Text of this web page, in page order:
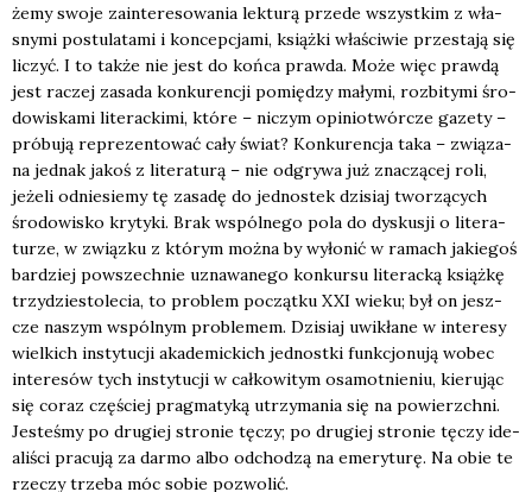
że­my swo­je zain­te­re­so­wa­nia lek­tu­rą przede wszyst­kim z wła­
sny­mi postu­la­ta­mi i kon­cep­cja­mi, książ­ki wła­ści­wie prze­sta­ją się
liczyć. I to tak­że nie jest do koń­ca praw­da. Może więc praw­dą
jest raczej zasa­da kon­ku­ren­cji pomię­dzy mały­mi, roz­bi­ty­mi śro­
do­wi­ska­mi lite­rac­ki­mi, któ­re – niczym opi­nio­twór­cze gaze­ty –
pró­bu­ją repre­zen­to­wać cały świat? Kon­ku­ren­cja taka – zwią­za­
na jed­nak jakoś z lite­ra­tu­rą – nie odgry­wa już zna­czą­cej roli,
jeże­li odnie­sie­my tę zasa­dę do jed­no­stek dzi­siaj two­rzą­cych
śro­do­wi­sko kry­ty­ki. Brak wspól­ne­go pola do dys­ku­sji o lite­ra­
tu­rze, w związ­ku z któ­rym moż­na by wyło­nić w ramach jakie­goś
bar­dziej powszech­nie uzna­wa­ne­go kon­kur­su lite­rac­ką książ­kę
trzy­dzie­sto­le­cia, to pro­blem począt­ku XXI wie­ku; był on jesz­
cze naszym wspól­nym pro­ble­mem. Dzi­siaj uwi­kła­ne w inte­re­sy
wiel­kich insty­tu­cji aka­de­mic­kich jed­nost­ki funk­cjo­nu­ją wobec
inte­re­sów tych insty­tu­cji w cał­ko­wi­tym osa­mot­nie­niu, kie­ru­jąc
się coraz czę­ściej prag­ma­ty­ką utrzy­ma­nia się na powierzch­ni.
Jeste­śmy po dru­giej stro­nie tęczy; po dru­giej stro­nie tęczy ide­
ali­ści pra­cu­ją za dar­mo albo odcho­dzą na eme­ry­tu­rę. Na obie te
rze­czy trze­ba móc sobie pozwo­lić.